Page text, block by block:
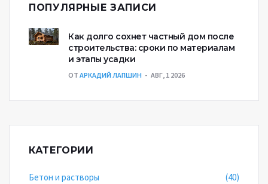
ПОПУЛЯРНЫЕ ЗАПИСИ
Как долго сохнет частный дом после
строительства: сроки по материалам
и этапы усадки
ОТ АРКАДИЙ ЛАПШИН АВГ, 1 2026
КАТЕГОРИИ
Бетон и растворы
(40)